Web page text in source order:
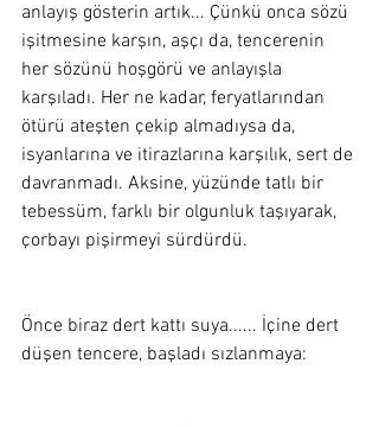
anlayış gösterin artık... Çünkü onca sözü
işitmesine karşın, aşçı da, tencerenin
her sözünü hoşgörü ve anlayışla
karşıladı. Her ne kadar, feryatlarından
ötürü ateşten çekip almadıysa da,
isyanlarına ve itirazlarına karşılık, sert de
davranmadı. Aksine, yüzünde tatlı bir
tebessüm, farklı bir olgunluk taşıyarak,
çorbayı pişirmeyi sürdürdü.
Önce biraz dert kattı suya...... İçine dert
düşen tencere, başladı sızlanmaya: